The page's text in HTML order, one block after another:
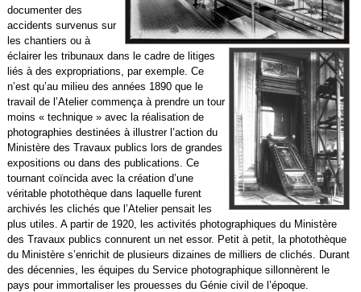
documenter des
accidents survenus sur
les chantiers ou à
éclairer les tribunaux dans le cadre de litiges
liés à des expropriations, par exemple. Ce
n’est qu’au milieu des années 1890 que le
travail de l’Atelier commença à prendre un tour
moins « technique » avec la réalisation de
photographies destinées à illustrer l’action du
Ministère des Travaux publics lors de grandes
expositions ou dans des publications. Ce
tournant coïncida avec la création d’une
véritable photothèque dans laquelle furent
archivés les clichés que l’Atelier pensait les
plus utiles. A partir de 1920, les activités photographiques du Ministère
des Travaux publics connurent un net essor. Petit à petit, la photothèque
du Ministère s’enrichit de plusieurs dizaines de milliers de clichés. Durant
des décennies, les équipes du Service photographique sillonnèrent le
pays pour immortaliser les prouesses du Génie civil de l’époque.